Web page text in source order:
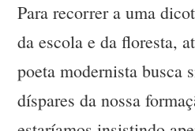
Para recorrer a uma
da escola e da floresta,
poeta modernista busca
díspares da nossa